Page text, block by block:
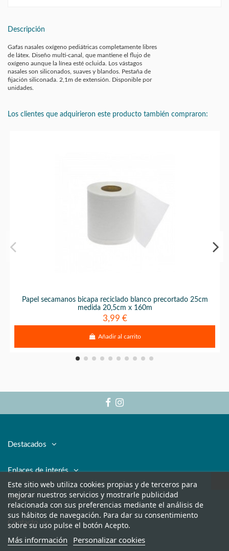
Descripción
Gafas nasales oxígeno pediátricas completamente libres
de látex. Diseño multi-canal, que mantiene el flujo de
oxígeno aunque la línea esté ocluida. Los vástagos
nasales son siliconados, suaves y blandos. Pestaña de
fijación siliconada. 2,1m de extensión. Disponible por
unidades.
Los clientes que adquirieron este producto también compraron:
Papel secamanos bicapa reciclado blanco precortado 25cm
medida 20,5cm x 160m
3,99 €
Añadir al carrito
Destacados
Enlaces de interés
Legal
Contacto
Este sitio web utiliza cookies propias y de terceros para
mejorar nuestros servicios y mostrarle publicidad
relacionada con sus preferencias mediante el análisis de
sus hábitos de navegación. Para dar su consentimiento
sobre su uso pulse el botón Acepto.
Más información Personalizar cookies